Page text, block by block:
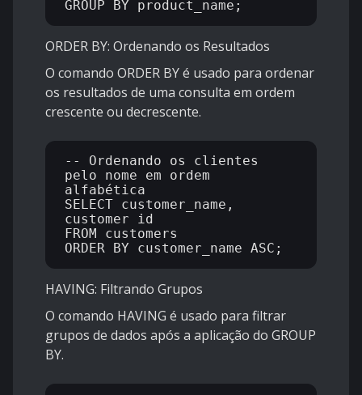
ORDER BY: Ordenando os Resultados
O comando ORDER BY é usado para ordenar
os resultados de uma consulta em ordem
crescente ou decrescente.
-- Ordenando os clientes
pelo nome em ordem
alfabética
SELECT customer_name,
customer_id
FROM customers
HAVING: Filtrando Grupos
O comando HAVING é usado para filtrar
grupos de dados após a aplicação do GROUP
BY.